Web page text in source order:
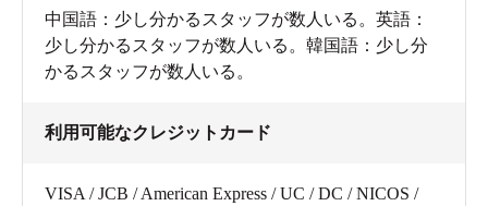
中国語：少し分かるスタッフが数人いる。英語：
少し分かるスタッフが数人いる。韓国語：少し分
かるスタッフが数人いる。
利用可能なクレジットカード
VISA / JCB / American Express / UC / DC / NICOS /